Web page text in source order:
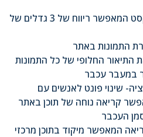
כפתור ריווח טקסט המאפשר ריווח של 3 גדלים של
התמונות באתר
התיאור החלופי של כל התמונות
במעבר עכבר
שינוי פונט לאנשים עם
קריאה נוחה של תוכן באתר
העכבר
המאפשר מיקוד בתוכן מרכזי